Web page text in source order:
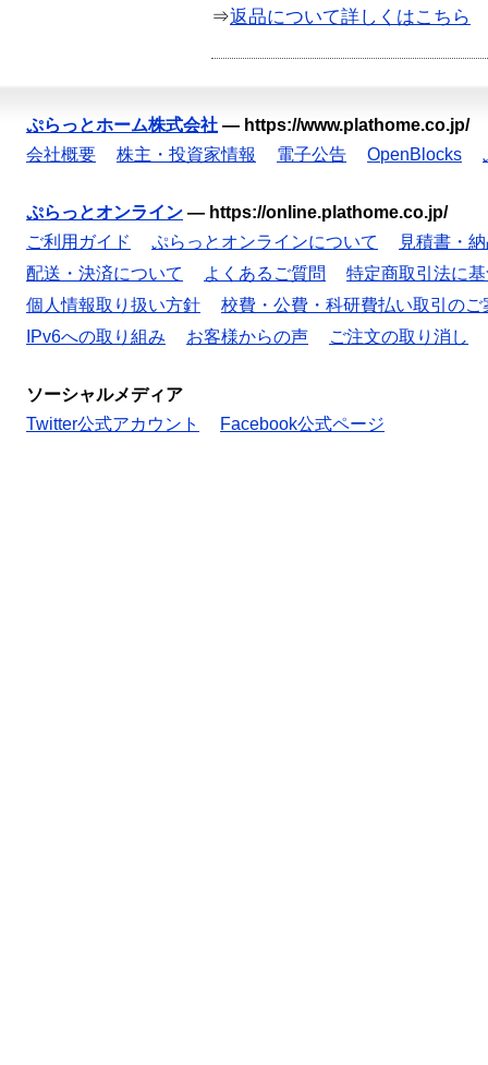
⇒返品について詳しくはこちら
ぷらっとホーム株式会社 — https://www.plathome.co.jp/
会社概要
株主・投資家情報 電子公告 OpenBlocks
ぷらっとオンライン — https://online.plathome.co.jp/
ご利用ガイド
ぷらっとオンラインについて
見積書・
配送・決済について
よくあるご質問
特定商取引法に
個人情報取り扱い方針
校費・公費・科研費払い取引のご
IPv6への取り組み
お客様からの声 ご注文の取り消し
ソーシャルメディア
Twitter公式アカウント
Facebook公式ページ